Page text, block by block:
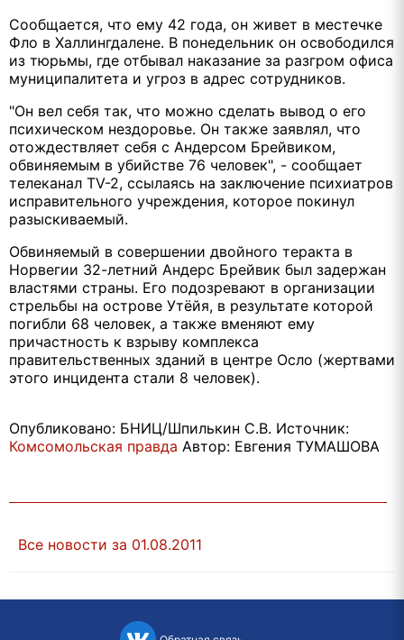
Сообщается, что ему 42 года, он живет в местечке
Фло в Халлингдалене. В понедельник он освободился
из тюрьмы, где отбывал наказание за разгром офиса
муниципалитета и угроз в адрес сотрудников.
"Он вел себя так, что можно сделать вывод о его
психическом нездоровье. Он также заявлял, что
отождествляет себя с Андерсом Брейвиком,
обвиняемым в убийстве 76 человек", - сообщает
телеканал TV-2, ссылаясь на заключение психиатров
исправительного учреждения, которое покинул
разыскиваемый.
Обвиняемый в совершении двойного теракта в
Норвегии 32-летний Андерс Брейвик был задержан
властями страны. Его подозревают в организации
стрельбы на острове Утёйя, в результате которой
погибли 68 человек, а также вменяют ему
причастность к взрыву комплекса
правительственных зданий в центре Осло (жертвами
этого инцидента стали 8 человек).
Опубликовано: БНИЦ/Шпилькин С.В. Источник:
Комсомольская правда Автор: Евгения ТУМАШОВА
Все новости за 01.08.2011